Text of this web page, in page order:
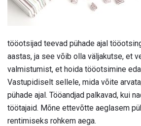
tööotsijad teevad pühade ajal
aastas, ja see võib olla väljakutse, et
valmistumist, et hoida tööotsimine
Vastupidiselt sellele, mida võite
pühade ajal. Tööandjad palkavad, kui
töötajaid. Mõne ettevõtte aeglasem
rentimiseks rohkem aega.